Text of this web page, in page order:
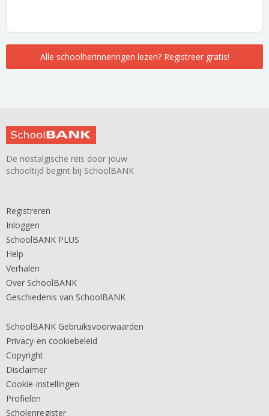
Alle schoolherinneringen lezen? Registreer gratis!
De nostalgische reis door jouw
schooltijd begint bij SchoolBANK
Registreren
Inloggen
SchoolBANK PLUS
Help
Verhalen
Over SchoolBANK
Geschiedenis van SchoolBANK
SchoolBANK Gebruiksvoorwaarden
Privacy-en cookiebeleid
Copyright
Disclaimer
Cookie-instellingen
Profielen
Scholenregister